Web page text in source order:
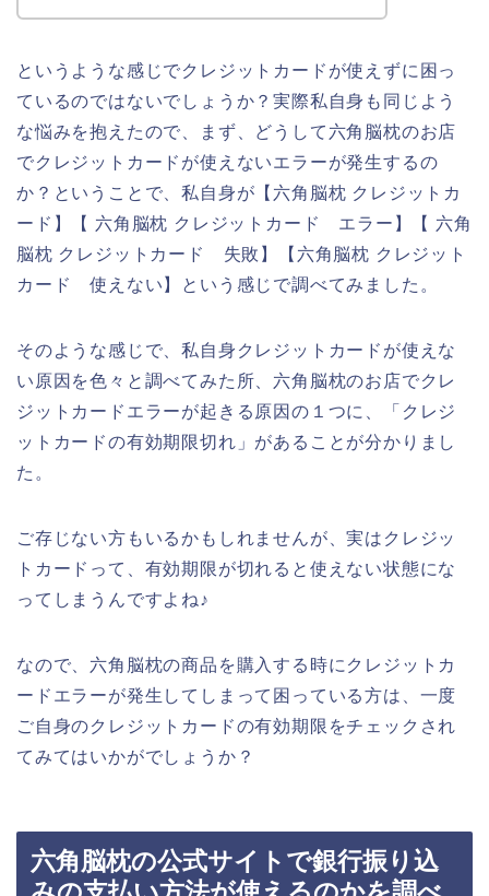
というような感じでクレジットカードが使えずに困っ
ているのではないでしょうか？実際私自身も同じよう
な悩みを抱えたので、まず、どうして六角脳枕のお店
でクレジットカードが使えないエラーが発生するの
か？ということで、私自身が【六角脳枕 クレジットカ
ード】【 六角脳枕 クレジットカード エラー】【 六角
脳枕 クレジットカード 失敗】【六角脳枕 クレジット
カード 使えない】という感じで調べてみました。
そのような感じで、私自身クレジットカードが使えな
い原因を色々と調べてみた所、六角脳枕のお店でクレ
ジットカードエラーが起きる原因の１つに、「クレジ
ットカードの有効期限切れ」があることが分かりまし
た。
ご存じない方もいるかもしれませんが、実はクレジッ
トカードって、有効期限が切れると使えない状態にな
ってしまうんですよね♪
なので、六角脳枕の商品を購入する時にクレジットカ
ードエラーが発生してしまって困っている方は、一度
ご自身のクレジットカードの有効期限をチェックされ
てみてはいかがでしょうか？
六角脳枕の公式サイトで銀行振り込